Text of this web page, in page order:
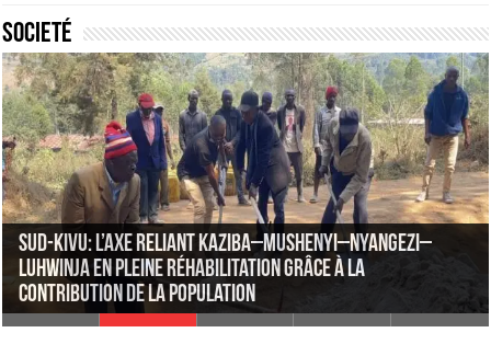
Societé
RDC : SOMIKA, CDM et CHEMAF excelle dans des graves
pollutions environnementales des entreprises minières,
IRDH dénonce !
Sud-Kivu: l’axe reliant Kaziba–Mushenyi–Nyangezi–
Luhwinja en pleine réhabilitation grâce à la
contribution de la population
RDC : Perenco procède au torchage de gaz et au brûlage
de déchets, qui contribue à la dégradation de la qualité
de l’air (rapport HRW)
La consommation mondiale de drogue atteint un niveau
record
Ituri : Trois morts dans un effondrement d’immeuble à
Bunia